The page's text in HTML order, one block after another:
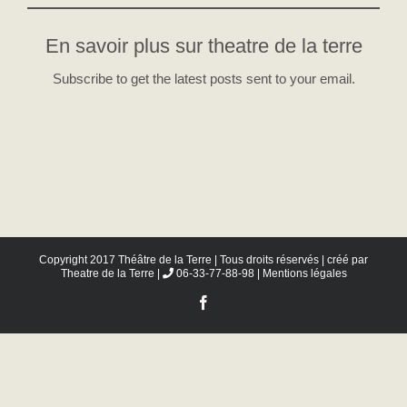
En savoir plus sur theatre de la terre
Subscribe to get the latest posts sent to your email.
Copyright 2017 Théâtre de la Terre | Tous droits réservés | créé par
Theatre de la Terre
06-33-77-88-98 | Mentions légales